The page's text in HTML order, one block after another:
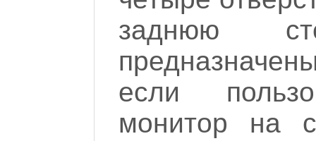
заднюю
если
монитор на